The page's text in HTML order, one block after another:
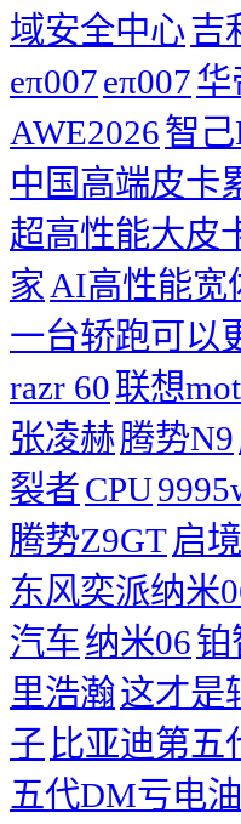
域安全中心吉
eπ007eπ007华
AWE2026智
中国高端皮卡
超高性能大皮
家 AI高性能宽
一台轿跑可以
razr 60联想
张凌赫腾势N9
裂者CPU
腾势Z9GT启境
东风奕派纳米
汽车纳米06铂
里浩瀚这才是
子 比亚迪第
五代DM亏电